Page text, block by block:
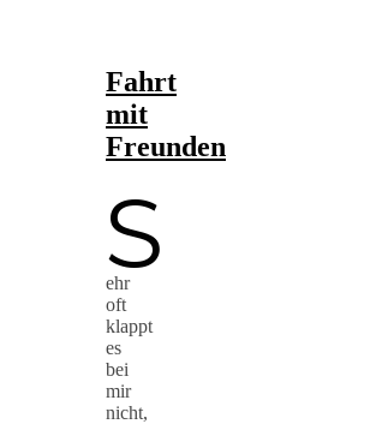
Fahrt
mit
Freunden
S
ehr
oft
klappt
es
bei
mir
nicht,